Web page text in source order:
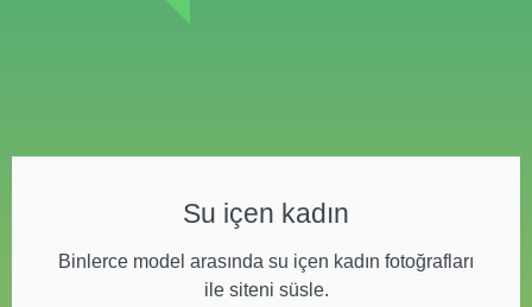
Su içen kadın
Binlerce model arasında su içen kadın fotoğrafları
ile siteni süsle.